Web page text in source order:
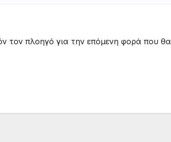
τον πλοηγό για την επόμενη φορά που θα